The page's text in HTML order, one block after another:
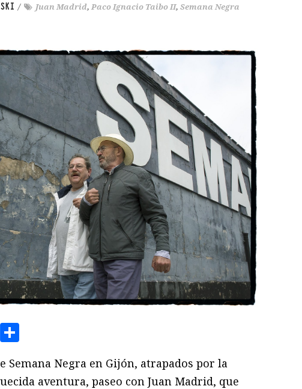
/ Juan Madrid, Paco Ignacio Taibo II, Semana Negra
Email
Semana Negra en Gijón, atrapados por la
aventura, paseo con Juan Madrid, que